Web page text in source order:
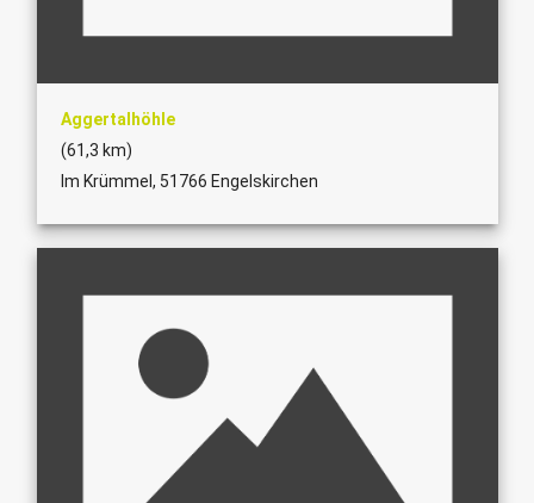
Aggertalhöhle
(61,3 km)
Im Krümmel, 51766 Engelskirchen